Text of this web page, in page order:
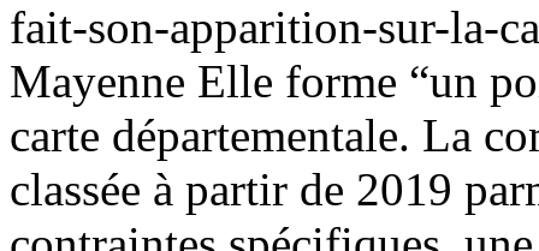
fait-son-apparition-sur-la-
Mayenne Elle forme “un
carte départementale. La
classée à partir de 2019